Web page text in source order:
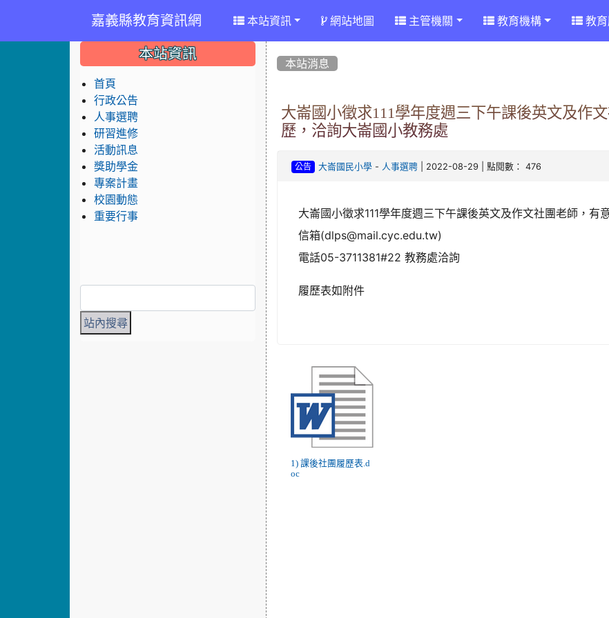
嘉義縣教育資訊網 本站資訊 網站地圖 主管機關 教育機構 教育
本站消息
大崙國小徵求111學年度週三下午課後英文及作
歷，洽詢大崙國小教務處
公告 大崙國民小學 - 人事選聘 | 2022-08-29 | 點閱數： 476
大崙國小徵求111學年度週三下午課後英文及作文社團老師，
信箱(dlps@mail.cyc.edu.tw)
電話05-3711381#22 教務處洽詢
履歷表如附件
1) 課後社團履歷表.d
oc
::: 本站資訊
首頁
行政公告
人事選聘
研習進修
活動訊息
獎助學金
專案計畫
校園動態
重要行事